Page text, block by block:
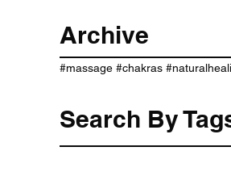
Archive
Search By